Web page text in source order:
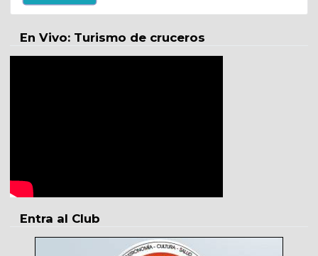
En Vivo: Turismo de cruceros
Entra al Club